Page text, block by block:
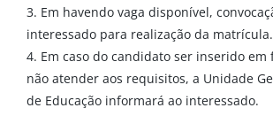
3. Em havendo vaga disponível,
interessado para realização da matrícula.
4. Em caso do candidato ser inserido em
não atender aos requisitos, a Unidade
de Educação informará ao interessado.